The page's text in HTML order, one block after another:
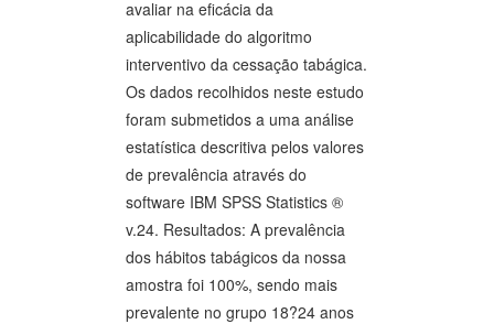
avaliar na eficácia da
aplicabilidade do algoritmo
interventivo da cessação tabágica.
Os dados recolhidos neste estudo
foram submetidos a uma análise
estatística descritiva pelos valores
de prevalência através do
software IBM SPSS Statistics ®
v.24. Resultados: A prevalência
dos hábitos tabágicos da nossa
amostra foi 100%, sendo mais
prevalente no grupo 18?24 anos